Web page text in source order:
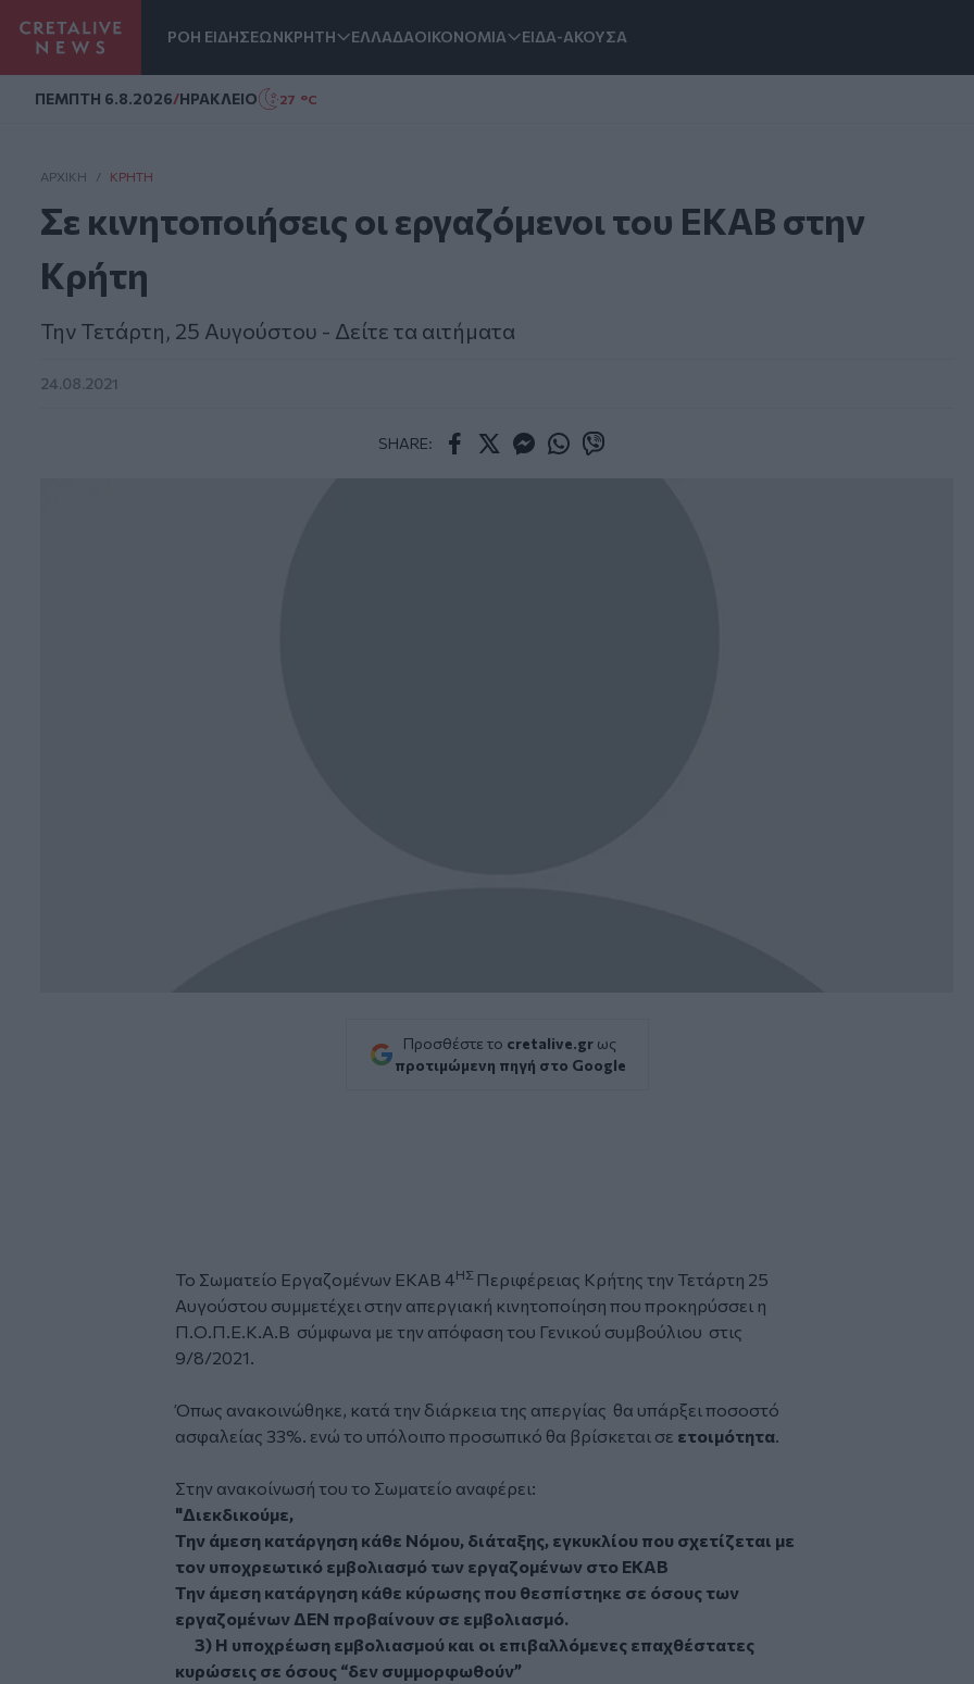
ΡΟΗ ΕΙΔΗΣΕΩΝΚΡΗΤΗ ΕΛΛΑΔΑΟΙΚΟΝΟΜΙΑ ΕΙΔΑ-ΑΚΟΥΣΑ
ΠΕΜΠΤΗ 6.8.2026/ΗΡΑΚΛΕΙΟ 27 °C
ΑΡΧΙΚΗ / ΚΡΉΤΗ
Σε κινητοποιήσεις οι εργαζόμενοι του ΕΚΑΒ στην
Κρήτη
Την Τετάρτη, 25 Αυγούστου - Δείτε τα αιτήματα
24.08.2021
SHARE:
Προσθέστε το cretalive.gr ως
προτιμώμενη πηγή στο Google
Το Σωματείο Εργαζομένων ΕΚΑΒ 4ΗΣ Περιφέρειας Κρήτης την Τετάρτη 25
Αυγούστου συμμετέχει στην απεργιακή κινητοποίηση που προκηρύσσει η
Π.Ο.Π.Ε.Κ.Α.Β σύμφωνα με την απόφαση του Γενικού συμβούλιου στις
9/8/2021.
Όπως ανακοινώθηκε, κατά την διάρκεια της απεργίας θα υπάρξει ποσοστό
ασφαλείας 33%. ενώ το υπόλοιπο προσωπικό θα βρίσκεται σε ετοιμότητα.
Στην ανακοίνωσή του το Σωματείο αναφέρει:
"Διεκδικούμε,
Την άμεση κατάργηση κάθε Νόμου, διάταξης, εγκυκλίου που σχετίζεται με
τον υποχρεωτικό εμβολιασμό των εργαζομένων στο ΕΚΑΒ
Την άμεση κατάργηση κάθε κύρωσης που θεσπίστηκε σε όσους των
εργαζομένων ΔΕΝ προβαίνουν σε εμβολιασμό.
3) Η υποχρέωση εμβολιασμού και οι επιβαλλόμενες επαχθέστατες
κυρώσεις σε όσους “δεν συμμορφωθούν”